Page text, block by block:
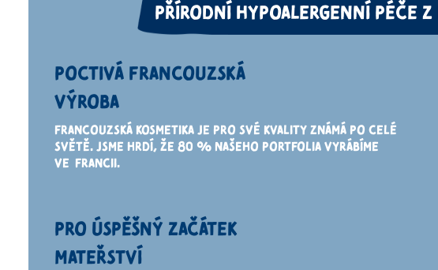
PŘÍRODNÍ HYPOALERGENNÍ PÉČE Z
POCTIVÁ FRANCOUZSKÁ
VÝROBA
FRANCOUZSKÁ KOSMETIKA JE PRO SVÉ KVALITY ZNÁMÁ PO CELÉ
SVĚTĚ. JSME HRDÍ, ŽE 80 % NAŠEHO PORTFOLIA VYRÁBÍME
VE FRANCII.
PRO ÚSPĚŠNÝ ZAČÁTEK
MATEŘSTVÍ